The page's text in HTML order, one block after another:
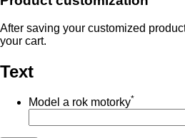
After saving your customized
your cart.
Text
Model a rok motorky*